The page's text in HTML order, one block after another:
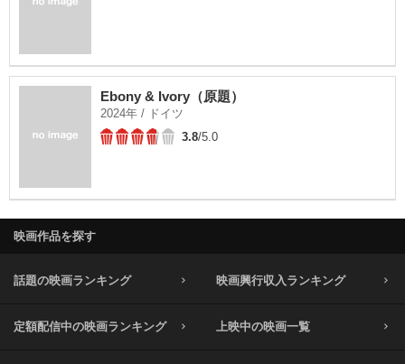
Ebony & Ivory（原題）
2024年 / ドイツ
3.8/5.0
映画作品を探す
話題の映画ランキング 映画興行収入ランキング
定額配信中の映画ランキング 上映中の映画一覧